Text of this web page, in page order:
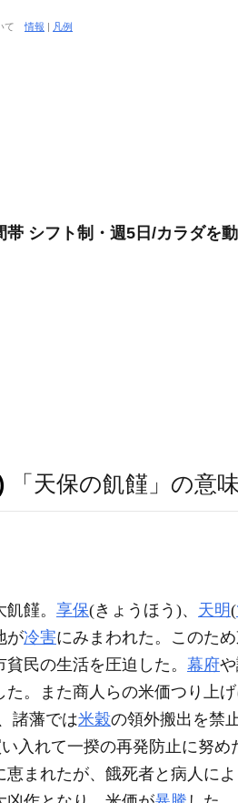
いて情報 | 凡例
シフト制・週5日/カラダを
「天保の飢饉」の意
饉。 享保(きょうほう)、 天明(
が冷害にみまわれた。このた
民の生活を圧迫した。 幕府
。また商人らの米価つり上
諸藩では米穀の領外搬出を禁
入れて一揆の再発防止に努め
まれたが、餓死者と病人に